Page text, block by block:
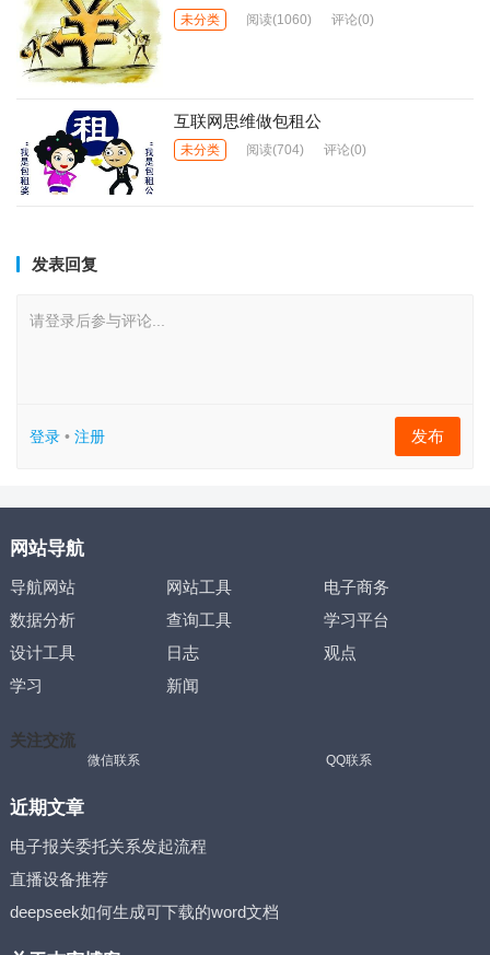
未分类 阅读(1060) 评论(0)
互联网思维做包租公
未分类 阅读(704) 评论(0)
发表回复
请登录后参与评论...
登录 • 注册 发布
网站导航
导航网站 网站工具
电子商务
数据分析
查询工具
学习平台
设计工具
日志
观点
学习
新闻
关注交流
微信联系 QQ联系
近期文章
电子报关委托关系发起流程
直播设备推荐
deepseek如何生成可下载的word文档